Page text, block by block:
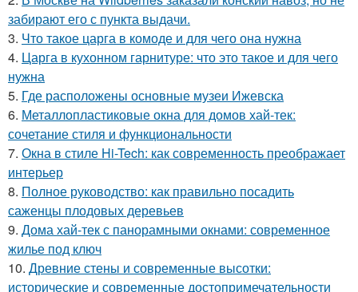
забирают его с пункта выдачи.
3. Что такое царга в комоде и для чего она нужна
4. Царга в кухонном гарнитуре: что это такое и для чего
нужна
5. Где расположены основные музеи Ижевска
6. Металлопластиковые окна для домов хай-тек:
сочетание стиля и функциональности
7. Окна в стиле Hi-Tech: как современность преображает
интерьер
8. Полное руководство: как правильно посадить
саженцы плодовых деревьев
9. Дома хай-тек с панорамными окнами: современное
жилье под ключ
10. Древние стены и современные высотки:
исторические и современные достопримечательности